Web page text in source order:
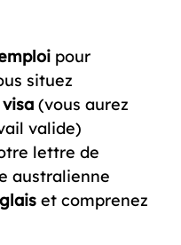
pour
situez
visa(vous aurez
valide)
lettre de
australienne
et comprenez